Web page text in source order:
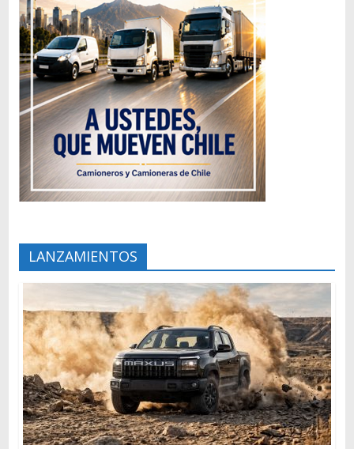
LANZAMIENTOS